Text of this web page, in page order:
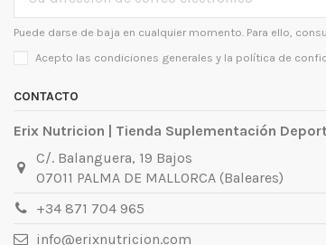
Puede darse de baja en cualquier momento. Para ello,
Acepto las condiciones generales y la política de
CONTACTO
Erix Nutricion | Tienda Suplementación
C/. Balanguera, 19 Bajos
07011 PALMA DE MALLORCA (Baleares)
+34 871 704 965
info@erixnutricion.com